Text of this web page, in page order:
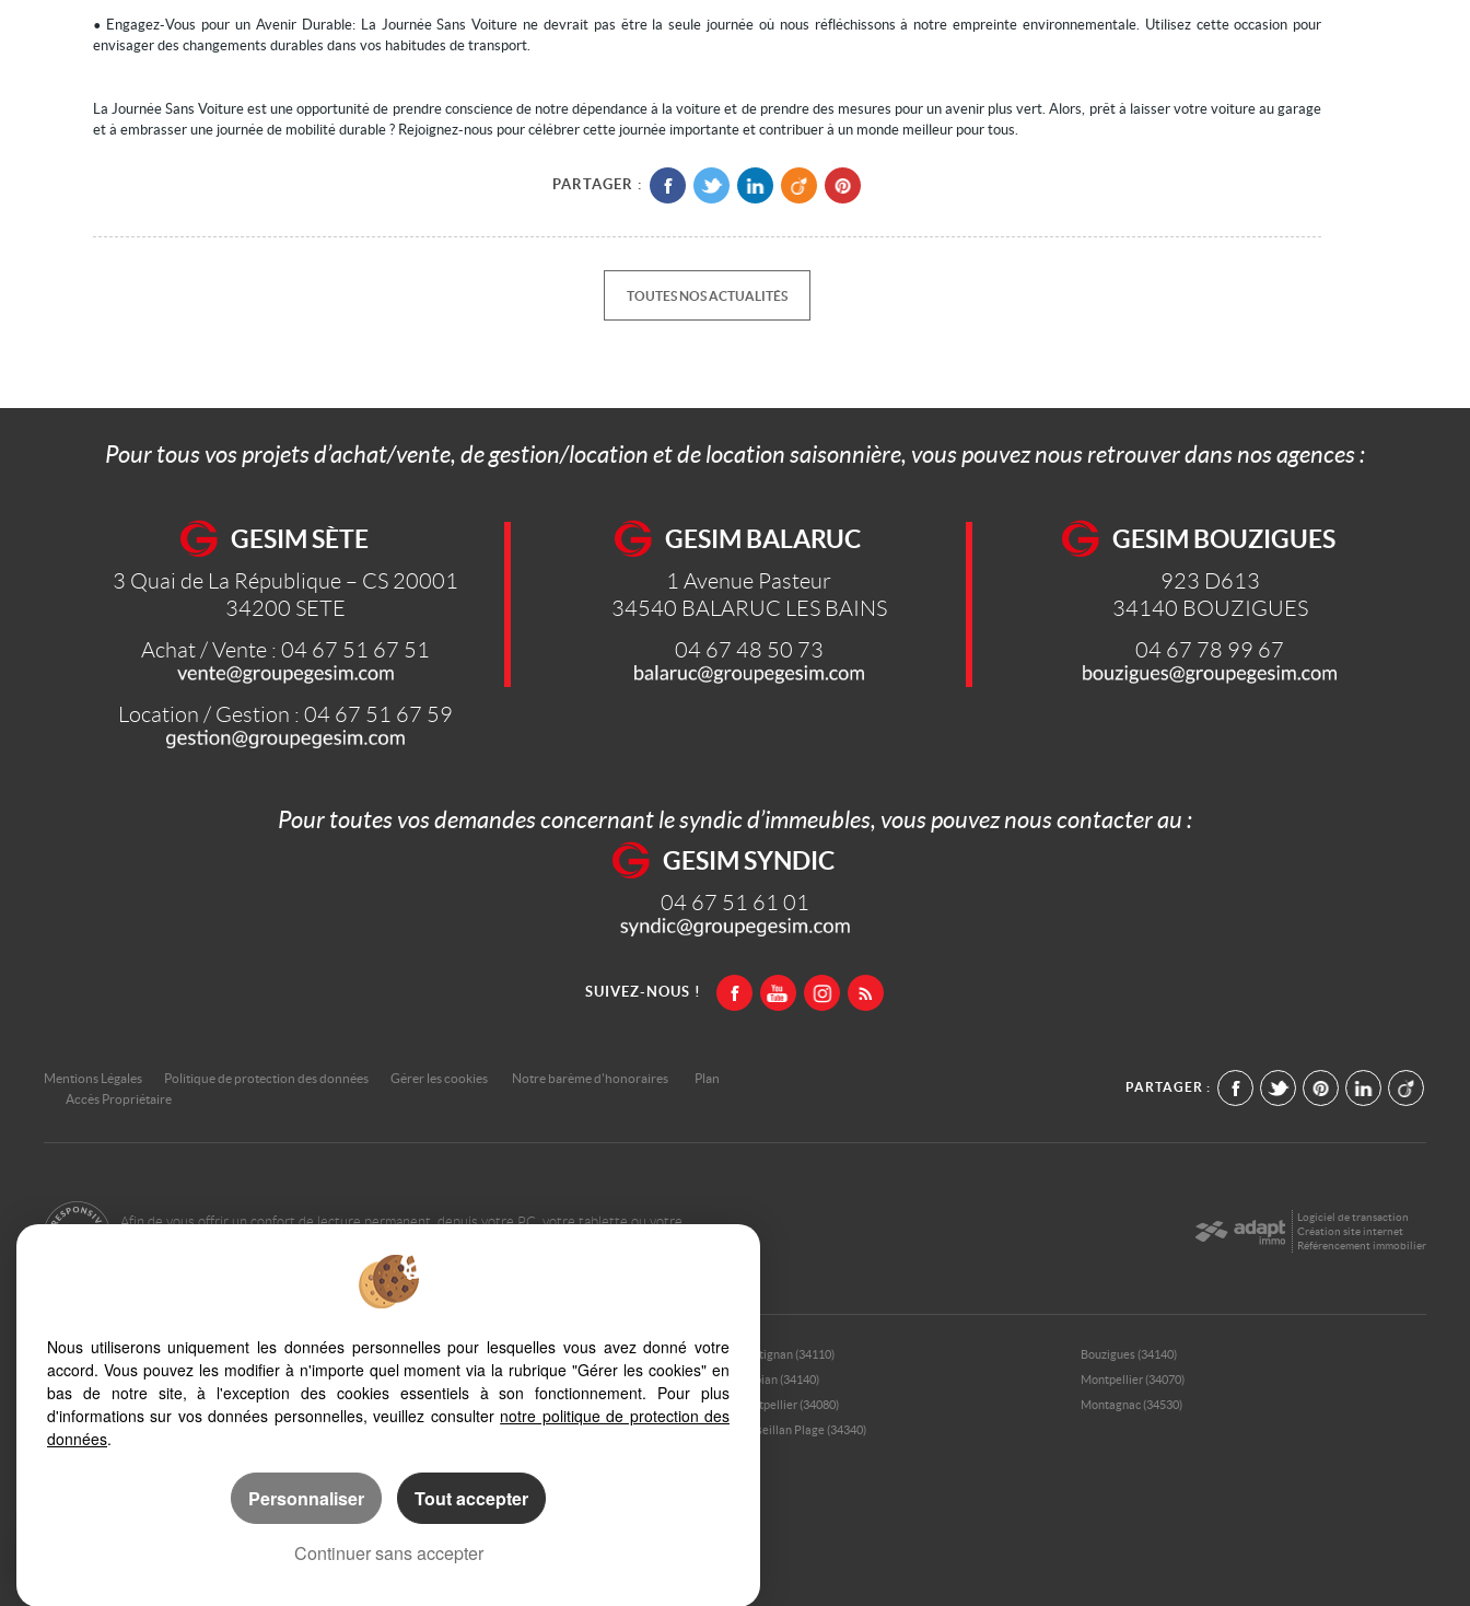
• Engagez-Vous pour un Avenir Durable: La Journée Sans Voiture ne devrait pas être la seule journée où nous réfléchissons à notre empreinte environnementale. Utilisez cette occasion pour
envisager des changements durables dans vos habitudes de transport.
La Journée Sans Voiture est une opportunité de prendre conscience de notre dépendance à la voiture et de prendre des mesures pour un avenir plus vert. Alors, prêt à laisser votre voiture au garage
et à embrasser une journée de mobilité durable ? Rejoignez-nous pour célébrer cette journée importante et contribuer à un monde meilleur pour tous.
PARTAGER :
TOUTES NOS ACTUALITÉS
Pour tous vos projets d’achat/vente, de gestion/location et de location saisonnière, vous pouvez nous retrouver dans nos agences :
GESIM SÈTE
3 Quai de La République – CS 20001
34200 SETE
Achat / Vente : 04 67 51 67 51
Location / Gestion : 04 67 51 67 59
GESIM BALARUC
1 Avenue Pasteur
34540 BALARUC LES BAINS
04 67 48 50 73
GESIM BOUZIGUES
923 D613
34140 BOUZIGUES
04 67 78 99 67
Pour toutes vos demandes concernant le syndic d’immeubles, vous pouvez nous contacter au :
GESIM SYNDIC
04 67 51 61 01
SUIVEZ-NOUS !
Mentions Légales Politique de protection des données Gérer les cookies Notre barème d'honoraires
Plan
Accès Propriétaire
PARTAGER :
Afin de vous offrir un confort de lecture permanent, depuis votre PC, votre tablette ou votre
Logiciel de transaction
Création site internet
Référencement immobilier
Sete (34200) Balaruc Les Bains (34540) Frontignan (34110)
Bouzigues (34140)
Meze (34140)
Montpellier (34000) Loupian (34140)
Montpellier (34070)
Montpellier (34080)
Montagnac (34530)
Marseillan Plage (34340)
Nous utiliserons uniquement les données personnelles pour lesquelles vous avez donné votre
accord. Vous pouvez les modifier à n'importe quel moment via la rubrique "Gérer les cookies" en
bas de notre site, à l'exception des cookies essentiels à son fonctionnement. Pour plus
d'informations sur vos données personnelles, veuillez consulter notre politique de protection des
données.
Personnaliser Tout accepter
Continuer sans accepter